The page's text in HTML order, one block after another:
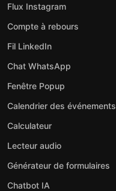
Flux Instagram
Compte à rebours
Fil LinkedIn
Chat WhatsApp
Fenêtre Popup
Calendrier des événements
Calculateur
Lecteur audio
Générateur de formulaires
Chatbot IA